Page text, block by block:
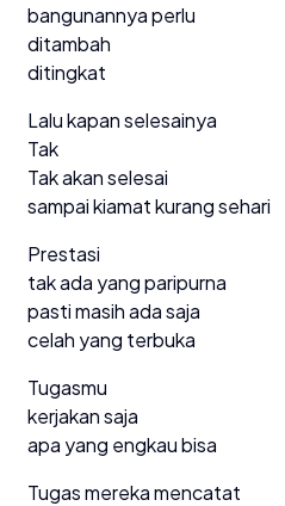
bangunannya perlu
ditambah
ditingkat
Lalu kapan selesainya
Tak
Tak akan selesai
sampai kiamat kurang sehari
Prestasi
tak ada yang paripurna
pasti masih ada saja
celah yang terbuka
Tugasmu
kerjakan saja
apa yang engkau bisa
Tugas mereka mencatat